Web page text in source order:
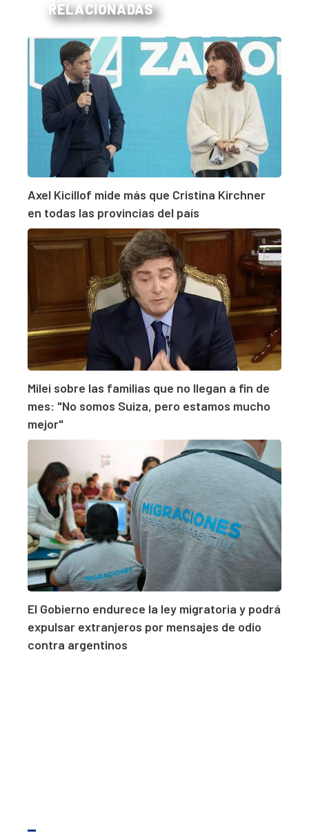
RELACIONADAS
Axel Kicillof mide más que Cristina Kirchner
en todas las provincias del país
Milei sobre las familias que no llegan a fin de
mes: "No somos Suiza, pero estamos mucho
mejor"
El Gobierno endurece la ley migratoria y podrá
expulsar extranjeros por mensajes de odio
contra argentinos